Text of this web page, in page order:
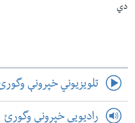
دي
تلویزیوني خپرونې
رادیویي خپرونې وگورئ